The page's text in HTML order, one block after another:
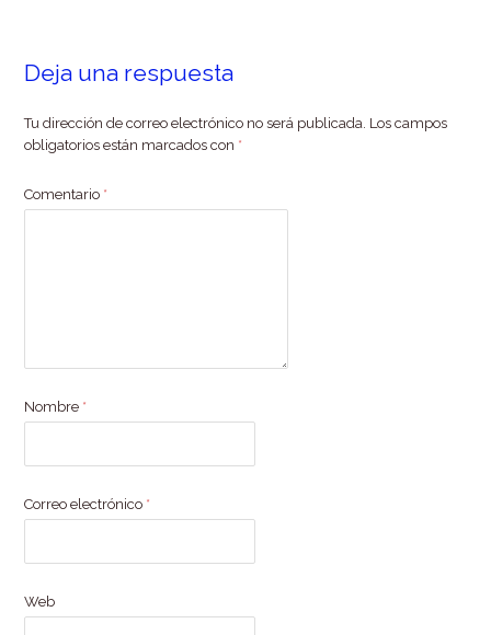
Deja una respuesta
Tu dirección de correo electrónico no será publicada. Los campos
obligatorios están marcados con *
Comentario *
Nombre *
Correo electrónico *
Web